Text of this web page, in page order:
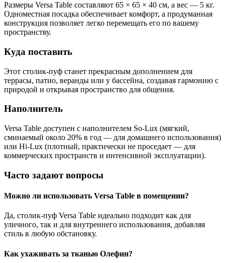
Размеры Versa Table составляют 65 × 65 × 40 см, а вес — 5 кг.
Одноместная посадка обеспечивает комфорт, а продуманная
конструкция позволяет легко перемещать его по вашему
пространству.
Куда поставить
Этот столик-пуф станет прекрасным дополнением для
террасы, патио, веранды или у бассейна, создавая гармонию с
природой и открывая пространство для общения.
Наполнитель
Versa Table доступен с наполнителем So-Lux (мягкий,
сминаемый около 20% в год — для домашнего использования)
или Hi-Lux (плотный, практически не проседает — для
коммерческих пространств и интенсивной эксплуатации).
Часто задают вопросы
Можно ли использовать Versa Table в помещении?
Да, столик-пуф Versa Table идеально подходит как для
уличного, так и для внутреннего использования, добавляя
стиль в любую обстановку.
Как ухаживать за тканью Олефин?